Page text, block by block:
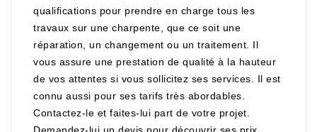
qualifications pour prendre en charge tous les
travaux sur une charpente, que ce soit une
réparation, un changement ou un traitement. Il
vous assure une prestation de qualité à la hauteur
de vos attentes si vous sollicitez ses services. Il est
connu aussi pour ses tarifs très abordables.
Contactez-le et faites-lui part de votre projet.